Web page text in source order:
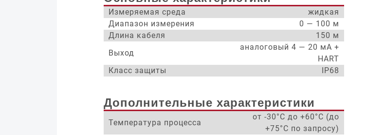
Измеряемая среда
жидкая
Диапазон измерения
0 — 100 м
Длина кабеля
150 м
Выход
аналоговый 4 — 20 мА +
HART
Класс защиты
IP68
Дополнительные характеристики
Температура процесса
от -30°С до +60°С (до
+75°С по запросу)